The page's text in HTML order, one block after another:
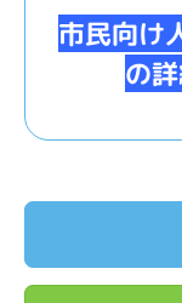
市民向け
の